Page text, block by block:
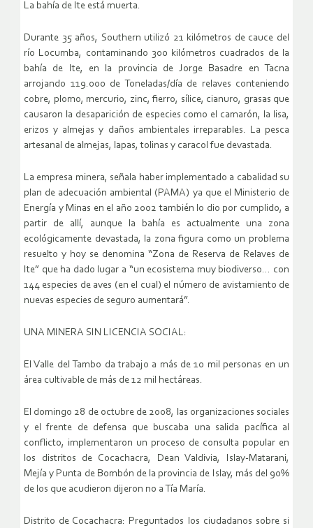
La bahía de Ite está muerta.
Durante 35 años, Southern utilizó 21 kilómetros de cauce del
río Locumba, contaminando 300 kilómetros cuadrados de la
bahía de Ite, en la provincia de Jorge Basadre en Tacna
arrojando 119.000 de Toneladas/día de relaves conteniendo
cobre, plomo, mercurio, zinc, fierro, sílice, cianuro, grasas que
causaron la desaparición de especies como el camarón, la lisa,
erizos y almejas y daños ambientales irreparables. La pesca
artesanal de almejas, lapas, tolinas y caracol fue devastada.
La empresa minera, señala haber implementado a cabalidad su
plan de adecuación ambiental (PAMA) ya que el Ministerio de
Energía y Minas en el año 2002 también lo dio por cumplido, a
partir de allí, aunque la bahía es actualmente una zona
ecológicamente devastada, la zona figura como un problema
resuelto y hoy se denomina “Zona de Reserva de Relaves de
Ite” que ha dado lugar a “un ecosistema muy biodiverso… con
144 especies de aves (en el cual) el número de avistamiento de
nuevas especies de seguro aumentará”.
UNA MINERA SIN LICENCIA SOCIAL:
El Valle del Tambo da trabajo a más de 10 mil personas en un
área cultivable de más de 12 mil hectáreas.
El domingo 28 de octubre de 2008, las organizaciones sociales
y el frente de defensa que buscaba una salida pacífica al
conflicto, implementaron un proceso de consulta popular en
los distritos de Cocachacra, Dean Valdivia, Islay-Matarani,
Mejía y Punta de Bombón de la provincia de Islay, más del 90%
de los que acudieron dijeron no a Tía María.
Distrito de Cocachacra: Preguntados los ciudadanos sobre si